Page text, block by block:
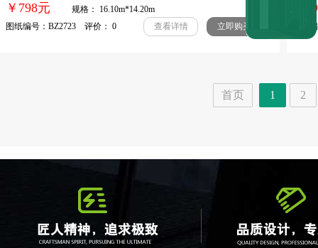
￥798元
规格： 16.10m*14.20m
图纸编号：BZ2723 评价： 0
查看详情 立即购买
￥
图纸
首页 1 2